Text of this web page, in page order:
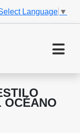
Language ▼
OCÉANO